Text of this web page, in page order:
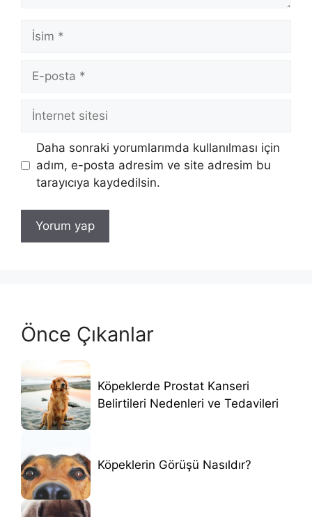
İsim
posta
İnternet
Daha sonraki yorumlarımda kullanılması için
adım, e-posta adresim ve site adresim bu
tarayıcıya kaydedilsin.
Önce Çıkanlar
Köpeklerde Prostat Kanseri
Belirtileri Nedenleri ve Tedavileri
Köpeklerin Görüşü Nasıldır?